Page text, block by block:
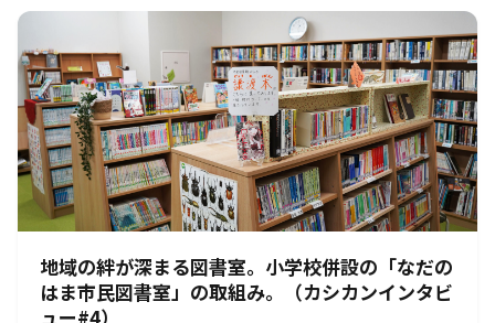
地域の絆が深まる図書室。小学校併設の「なだの
はま市民図書室」の取組み。（カシカンインタビ
ュー#4）